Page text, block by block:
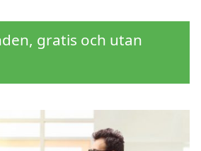
gratis och utan